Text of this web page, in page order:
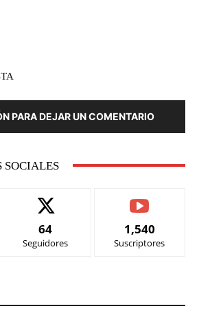
PARA DEJAR UN COMENTARIO
SOCIALES
64
Seguidores
1,540
Suscriptores